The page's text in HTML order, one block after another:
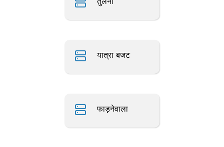
यात्रा बजट
फाड़नेवाला